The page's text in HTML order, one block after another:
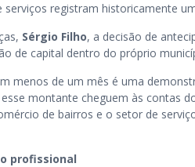
registram historicamente
Sérgio Filho, a decisão de
de capital dentro do próprio
menos de um mês é uma
montante cheguem às contas
de bairros e o setor de
profissional